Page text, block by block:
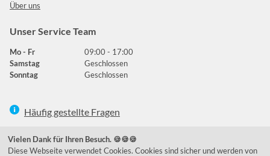
Über uns
Unser Service Team
Mo - Fr
09:00 - 17:00
Samstag
Geschlossen
Sonntag
Geschlossen
Häufig gestellte Fragen
039292 - 678215
Vielen Dank für Ihren Besuch. 🍪🍪🍪
Diese Webseite verwendet Cookies. Cookies sind sicher und werden von